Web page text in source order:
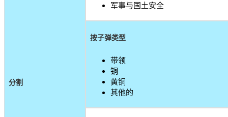
分割
军事与国土安全
按子弹类型
带领
铜
黄铜
其他的